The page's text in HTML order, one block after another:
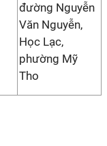
đường Nguyễn
Văn Nguyễn,
Học Lạc,
phường Mỹ
Tho